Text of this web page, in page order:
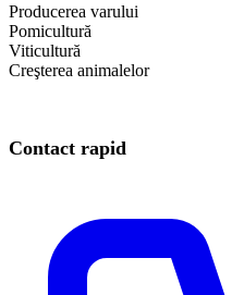
Producerea varului
Pomicultură
Viticultură
Creşterea animalelor
Contact rapid